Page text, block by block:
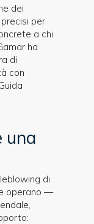
dei
per
a chi
ha
di
con
una
di
operano —